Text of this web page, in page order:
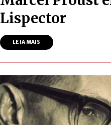
Lispector
LEIA MAIS